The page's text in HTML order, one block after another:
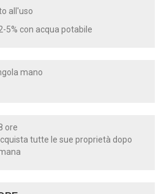
all'uso
5% con acqua potabile
mano
ore
tutte le sue proprietà dopo